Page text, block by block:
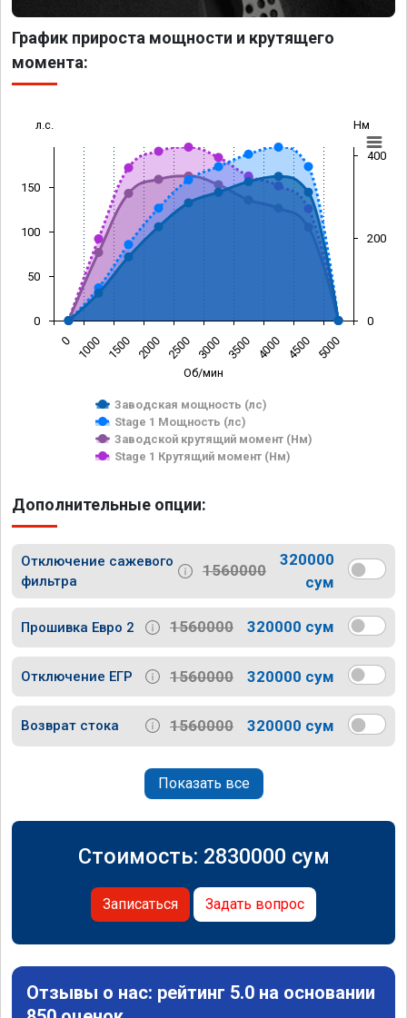
График прироста мощности и крутящего
момента:
Об/мин
л.с. Нм
Заводская мощность (лс)
Stage 1 Мощность (лс)
Заводской крутящий момент (Нм)
Stage 1 Крутящий момент (Нм)
0 1000 1500 2000 2500 3000 3500 4000 4500 5000
0
50
100
150
0
200
400
Дополнительные опции:
Отключение сажевого
фильтра
1560000
320000
сум
Прошивка Евро 2 1560000 320000 сум
Отключение ЕГР 1560000 320000 сум
Возврат стока 1560000 320000 сум
Показать все
Стоимость: 2830000 сум
Записаться Задать вопрос
Отзывы о нас: рейтинг 5.0 на основании